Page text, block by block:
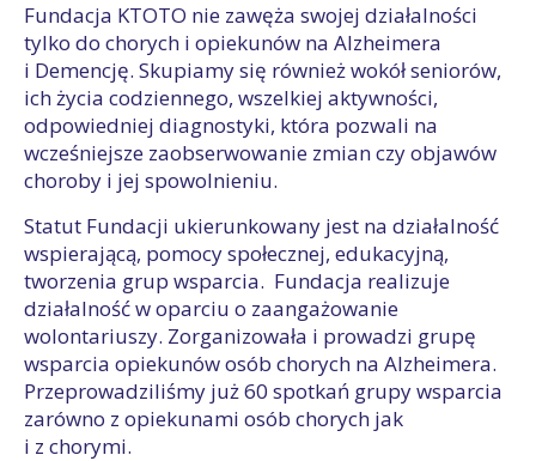
Fundacja KTOTO nie zawęża swojej działalności
tylko do chorych i opiekunów na Alzheimera
i Demencję. Skupiamy się również wokół seniorów,
ich życia codziennego, wszelkiej aktywności,
odpowiedniej diagnostyki, która pozwali na
wcześniejsze zaobserwowanie zmian czy objawów
choroby i jej spowolnieniu.
Statut Fundacji ukierunkowany jest na działalność
wspierającą, pomocy społecznej, edukacyjną,
tworzenia grup wsparcia. Fundacja realizuje
działalność w oparciu o zaangażowanie
wolontariuszy. Zorganizowała i prowadzi grupę
wsparcia opiekunów osób chorych na Alzheimera.
Przeprowadziliśmy już 60 spotkań grupy wsparcia
zarówno z opiekunami osób chorych jak
i z chorymi.